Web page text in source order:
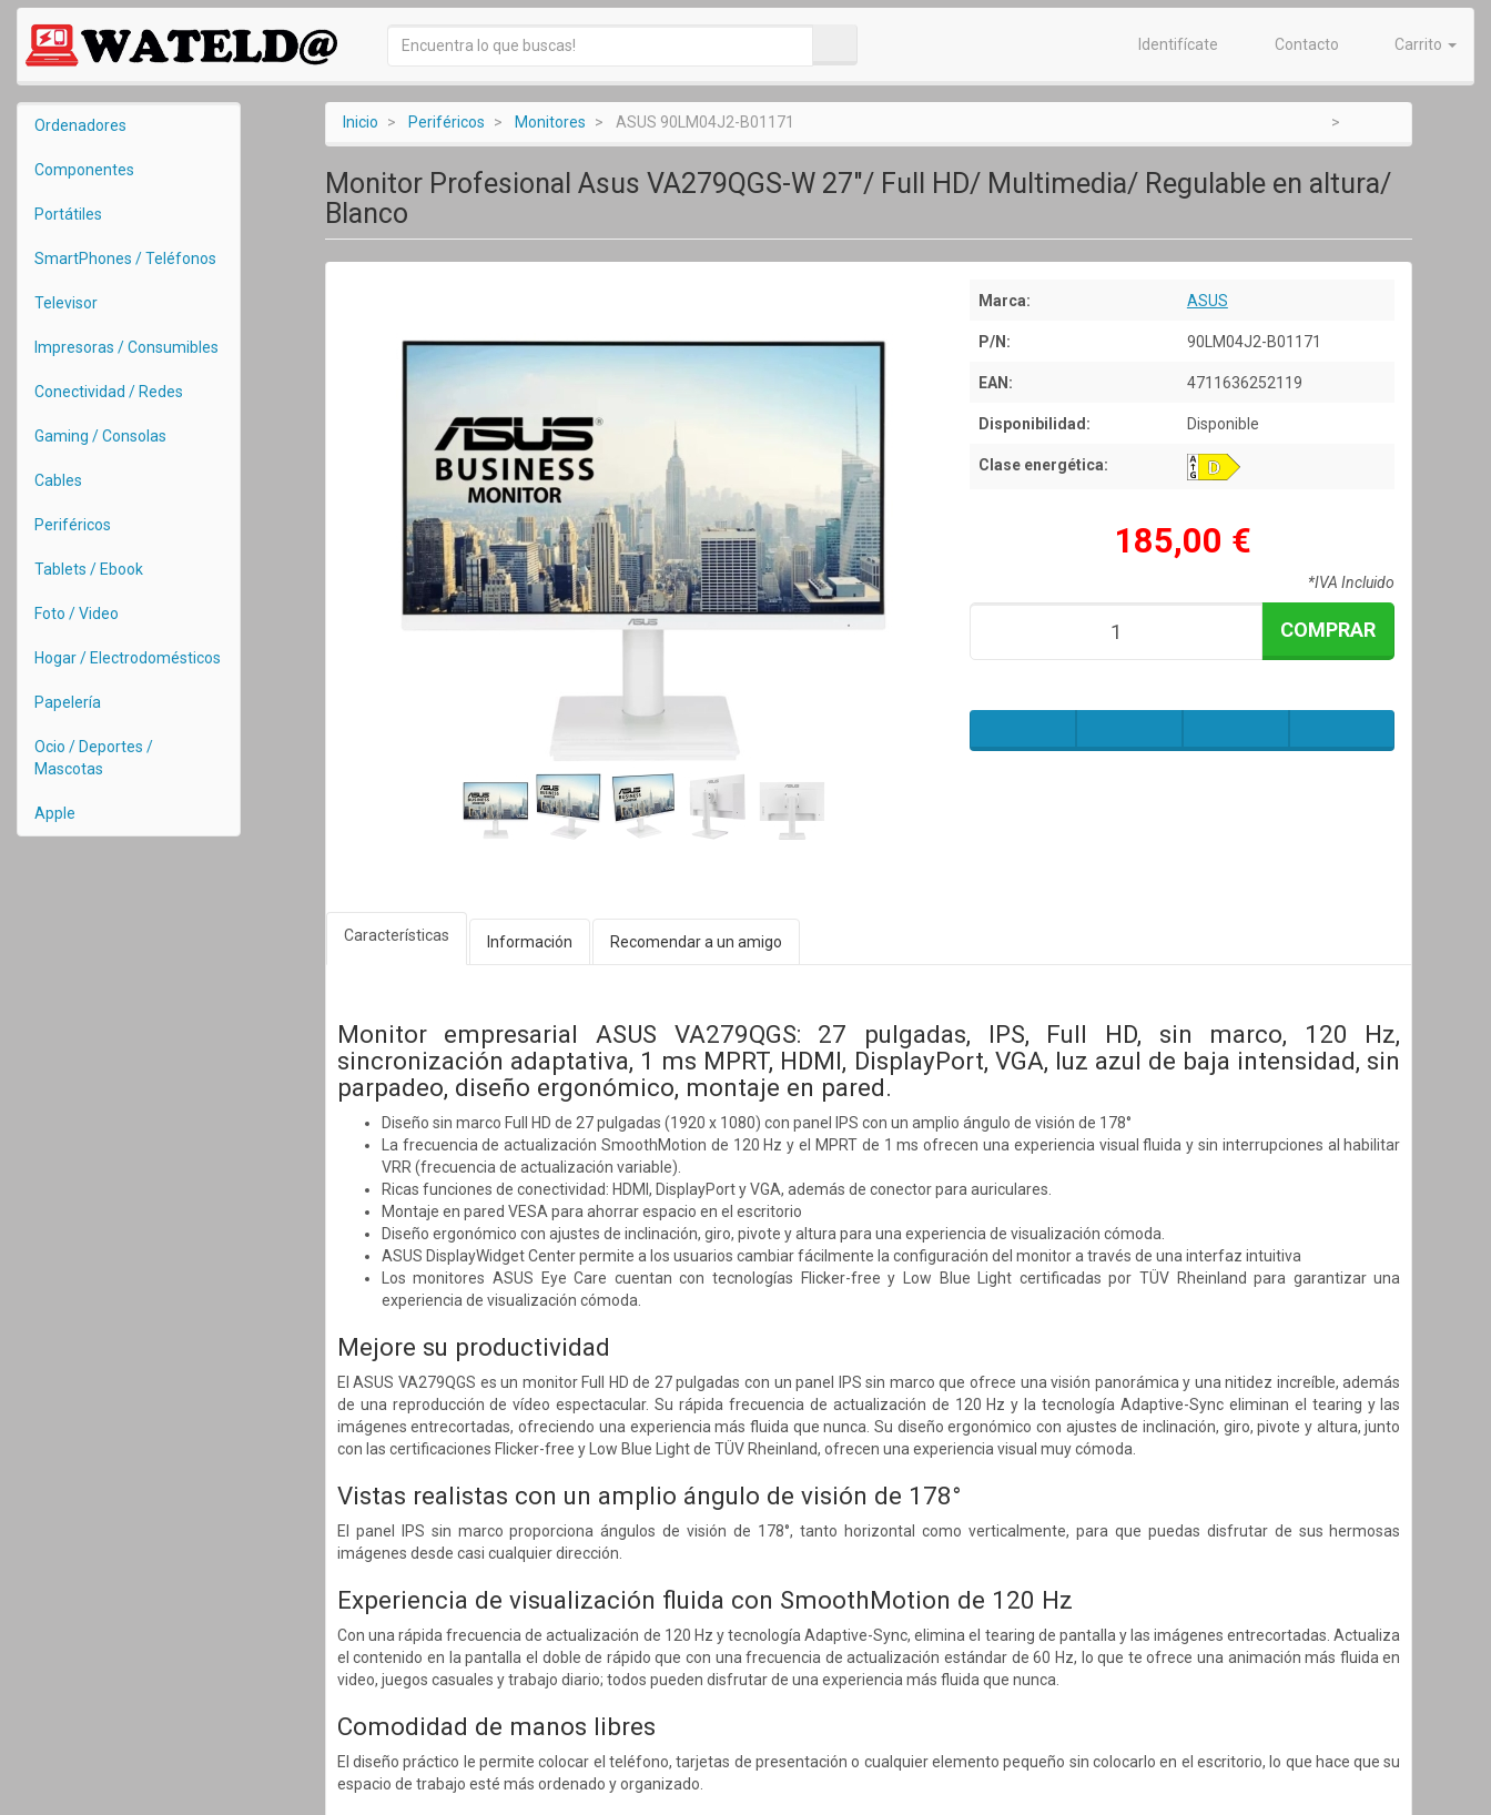
Identifícate Contacto Carrito
Ordenadores
Componentes
Portátiles
SmartPhones / Teléfonos
Televisor
Impresoras / Consumibles
Conectividad / Redes
Gaming / Consolas
Cables
Periféricos
Tablets / Ebook
Foto / Video
Hogar / Electrodomésticos
Papelería
Ocio / Deportes /
Mascotas
Apple
Inicio Periféricos Monitores ASUS 90LM04J2-B01171
Monitor Profesional Asus VA279QGS-W 27"/ Full HD/ Multimedia/ Regulable en altura/
Blanco
Marca: ASUS
P/N: 90LM04J2-B01171
EAN: 4711636252119
Disponibilidad: Disponible
Clase energética:
185,00 €
*IVA Incluido
COMPRAR
Características Información Recomendar a un amigo
Monitor empresarial ASUS VA279QGS: 27 pulgadas, IPS, Full HD, sin marco, 120 Hz,
sincronización adaptativa, 1 ms MPRT, HDMI, DisplayPort, VGA, luz azul de baja intensidad, sin
parpadeo, diseño ergonómico, montaje en pared.
Diseño sin marco Full HD de 27 pulgadas (1920 x 1080) con panel IPS con un amplio ángulo de visión de 178°
La frecuencia de actualización SmoothMotion de 120 Hz y el MPRT de 1 ms ofrecen una experiencia visual fluida y sin interrupciones al habilitar
VRR (frecuencia de actualización variable).
Ricas funciones de conectividad: HDMI, DisplayPort y VGA, además de conector para auriculares.
Montaje en pared VESA para ahorrar espacio en el escritorio
Diseño ergonómico con ajustes de inclinación, giro, pivote y altura para una experiencia de visualización cómoda.
ASUS DisplayWidget Center permite a los usuarios cambiar fácilmente la configuración del monitor a través de una interfaz intuitiva
Los monitores ASUS Eye Care cuentan con tecnologías Flicker-free y Low Blue Light certificadas por TÜV Rheinland para garantizar una
experiencia de visualización cómoda.
Mejore su productividad
El ASUS VA279QGS es un monitor Full HD de 27 pulgadas con un panel IPS sin marco que ofrece una visión panorámica y una nitidez increíble, además
de una reproducción de vídeo espectacular. Su rápida frecuencia de actualización de 120 Hz y la tecnología Adaptive-Sync eliminan el tearing y las
imágenes entrecortadas, ofreciendo una experiencia más fluida que nunca. Su diseño ergonómico con ajustes de inclinación, giro, pivote y altura, junto
con las certificaciones Flicker-free y Low Blue Light de TÜV Rheinland, ofrecen una experiencia visual muy cómoda.
Vistas realistas con un amplio ángulo de visión de 178°
El panel IPS sin marco proporciona ángulos de visión de 178°, tanto horizontal como verticalmente, para que puedas disfrutar de sus hermosas
imágenes desde casi cualquier dirección.
Experiencia de visualización fluida con SmoothMotion de 120 Hz
Con una rápida frecuencia de actualización de 120 Hz y tecnología Adaptive-Sync, elimina el tearing de pantalla y las imágenes entrecortadas. Actualiza
el contenido en la pantalla el doble de rápido que con una frecuencia de actualización estándar de 60 Hz, lo que te ofrece una animación más fluida en
video, juegos casuales y trabajo diario; todos pueden disfrutar de una experiencia más fluida que nunca.
Comodidad de manos libres
El diseño práctico le permite colocar el teléfono, tarjetas de presentación o cualquier elemento pequeño sin colocarlo en el escritorio, lo que hace que su
espacio de trabajo esté más ordenado y organizado.